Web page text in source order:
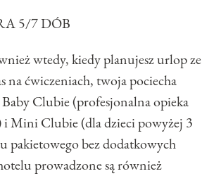
5/7 DÓB
wtedy, kiedy planujesz urlop ze
na ćwiczeniach, twoja pociecha
Clubie (profesjonalna opieka
i Mini Clubie (dla dzieci powyżej 3
pakietowego bez dodatkowych
prowadzone są również